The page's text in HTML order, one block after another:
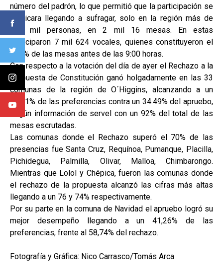
número del padrón, lo que permitió que la participación se
duplicara llegando a sufragar, solo en la región más de
722 mil personas, en 2 mil 16 mesas. En estas
participaron 7 mil 624 vocales, quienes constituyeron el
100% de las mesas antes de las 9:00 horas.
Con respecto a la votación del día de ayer el Rechazo a la
propuesta de Constitución ganó holgadamente en las 33
comunas de la región de O´Higgins, alcanzando a un
65.51% de las preferencias contra un 34.49% del apruebo,
según información de servel con un 92% del total de las
mesas escrutadas.
Las comunas donde el Rechazo superó el 70% de las
presencias fue Santa Cruz, Requínoa, Pumanque, Placilla,
Pichidegua, Palmilla, Olivar, Malloa, Chimbarongo.
Mientras que Lolol y Chépica, fueron las comunas donde
el rechazo de la propuesta alcanzó las cifras más altas
llegando a un 76 y 74% respectivamente.
Por su parte en la comuna de Navidad el apruebo logró su
mejor desempeño llegando a un 41,26% de las
preferencias, frente al 58,74% del rechazo.
Fotografía y Gráfica: Nico Carrasco/Tomás Arca